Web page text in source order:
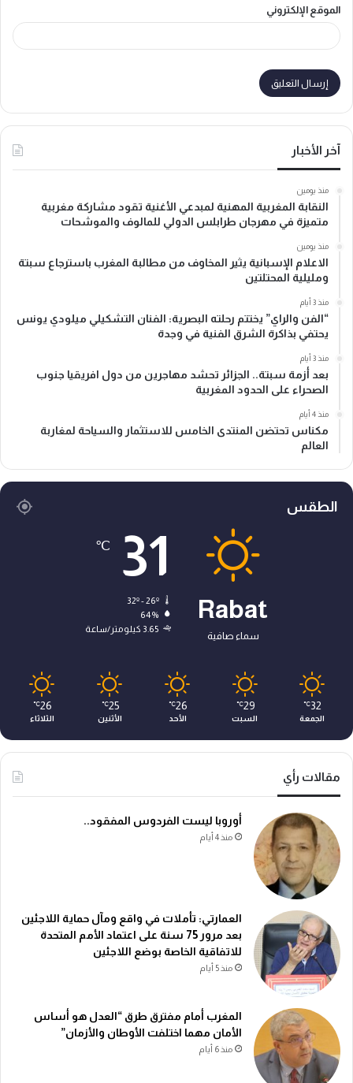
الموقع الإلكتروني
آخر الأخبار
منذ يومين
النقابة المغربية المهنية لمبدعي الأغنية تقود مشاركة مغربية
متميزة في مهرجان طرابلس الدولي للمالوف والموشحات
منذ يومين
الاعلام الإسبانية يثير المخاوف من مطالبة المغرب باسترجاع سبتة
ومليلية المحتلتين
منذ 3 أيام
“الفن والراي” يختتم رحلته البصرية: الفنان التشكيلي ميلودي يونس
يحتفي بذاكرة الشرق الفنية في وجدة
منذ 3 أيام
بعد أزمة سبتة.. الجزائر تحشد مهاجرين من دول افريقيا جنوب
الصحراء على الحدود المغربية
منذ 4 أيام
مكناس تحتضن المنتدى الخامس للاستثمار والسياحة لمغاربة
العالم
الطقس
Rabat
سماء صافية
31
℃
64%
3.65 كيلومتر/ساعة
32
℃
الجمعة
29
℃
السبت
26
℃
الأحد
25
℃
الأثنين
26
℃
الثلاثاء
مقالات رأي
أوروبا ليست الفردوس المفقود..
منذ 4 أيام
العمارتي: تأملات في واقع ومآل حماية اللاجئين
بعد مرور 75 سنة على اعتماد الأمم المتحدة
للاتفاقية الخاصة بوضع اللاجئين
منذ 5 أيام
المغرب أمام مفترق طرق “العدل هو أساس
الأمان مهما اختلفت الأوطان والأزمان”
منذ 6 أيام